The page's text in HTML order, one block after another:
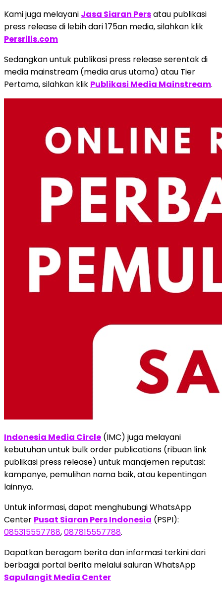
Kami juga melayani Jasa Siaran Persatau publikasi
press release di lebih dari 175an media, silahkan klik
Persrilis.com
Sedangkan untuk publikasi press release serentak di
media mainstream (media arus utama) atau Tier
Pertama, silahkan klik Publikasi Media Mainstream.
Indonesia Media Circle (IMC) juga melayani
kebutuhan untuk bulk order publications (ribuan link
publikasi press release) untuk manajemen reputasi:
kampanye, pemulihan nama baik, atau kepentingan
lainnya.
Untuk informasi, dapat menghubungi WhatsApp
Center Pusat Siaran Pers Indonesia (PSPI):
085315557788,087815557788.
Dapatkan beragam berita dan informasi terkini dari
berbagai portal berita melalui saluran WhatsApp
Sapulangit Media Center